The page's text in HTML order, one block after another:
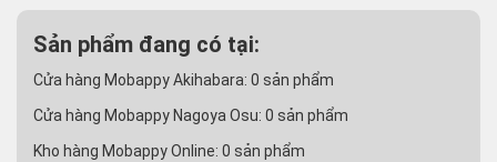
Sản phẩm đang có tại:
Cửa hàng Mobappy Akihabara: 0 sản phẩm
Cửa hàng Mobappy Nagoya Osu: 0 sản phẩm
Kho hàng Mobappy Online: 0 sản phẩm